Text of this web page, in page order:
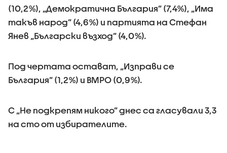
(10,2%), „Демократична България” (7,4%), „Има
такъв народ” (4,6%) и партията на Стефан
Янев „Български възход” (4,0%).
Под чертата остават, „Изправи се
България” (1,2%) и ВМРО (0,9%).
С „Не подкрепям никого” днес са гласували 3,3
на сто от избирателите.